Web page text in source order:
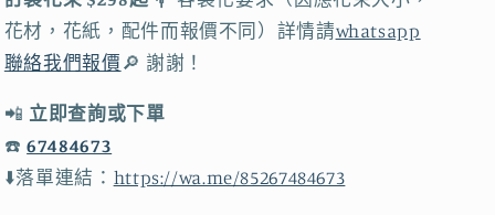
花
店
觀
塘
花
花
店
觀
花
花材，花紙，配件而報價不同）詳情請whatsapp
聯絡我們報價 🔎 謝謝！
📲 立即查詢或下單
☎️67484673
⬇️落單連結： https://wa.me/85267484673